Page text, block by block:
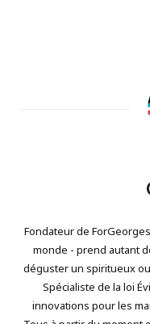
Fondateur de
monde - prend autant
déguster un spiritueux
Spécialiste de la loi
innovations pour les